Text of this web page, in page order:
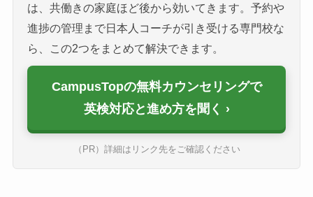
は、共働きの家庭ほど後から効いてきます。予約や
進捗の管理まで日本人コーチが引き受ける専門校な
ら、この2つをまとめて解決できます。
CampusTopの無料カウンセリングで
英検対応と進め方を聞く
（PR）詳細はリンク先をご確認ください